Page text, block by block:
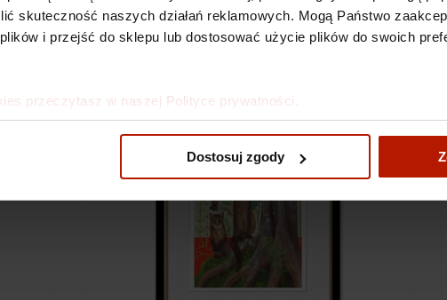
skuteczność naszych działań reklamowych. Mogą Państwo
i przejść do sklepu lub dostosować użycie plików do swoich
przeczytasz w naszej Polityce prywatności.
Dostosuj zgody